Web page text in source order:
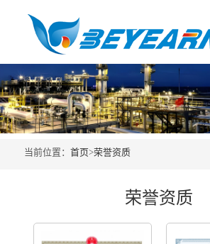
当前位置： 首页>荣誉资质
荣誉资质